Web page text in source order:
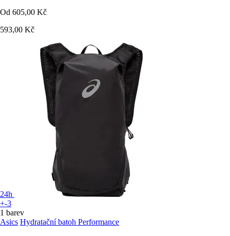
Od 605,00 Kč
593,00 Kč
24h
+-3
1 barev
Asics Hydratační batoh Performance